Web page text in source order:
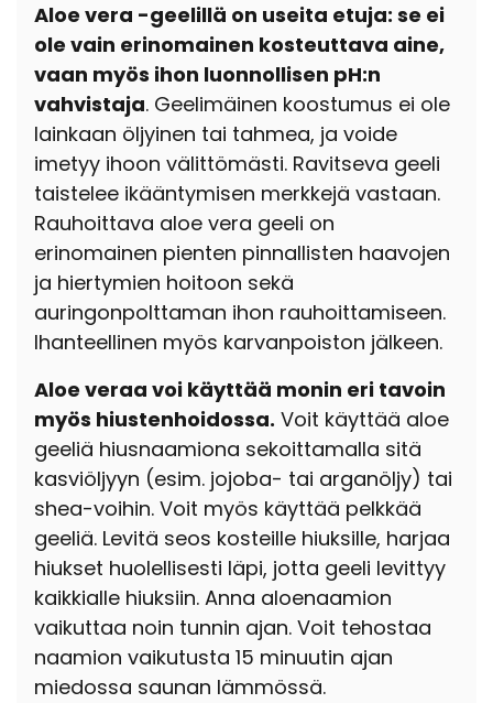
Aloe vera -geelillä on useita etuja: se ei
ole vain erinomainen kosteuttava aine,
vaan myös ihon luonnollisen pH:n
vahvistaja. Geelimäinen koostumus ei ole
lainkaan öljyinen tai tahmea, ja voide
imetyy ihoon välittömästi. Ravitseva geeli
taistelee ikääntymisen merkkejä vastaan.
Rauhoittava aloe vera geeli on
erinomainen pienten pinnallisten haavojen
ja hiertymien hoitoon sekä
auringonpolttaman ihon rauhoittamiseen.
Ihanteellinen myös karvanpoiston jälkeen.
Aloe veraa voi käyttää monin eri tavoin
myös hiustenhoidossa. Voit käyttää aloe
geeliä hiusnaamiona sekoittamalla sitä
kasviöljyyn (esim. jojoba- tai arganöljy) tai
shea-voihin. Voit myös käyttää pelkkää
geeliä. Levitä seos kosteille hiuksille, harjaa
hiukset huolellisesti läpi, jotta geeli levittyy
kaikkialle hiuksiin. Anna aloenaamion
vaikuttaa noin tunnin ajan. Voit tehostaa
naamion vaikutusta 15 minuutin ajan
miedossa saunan lämmössä.